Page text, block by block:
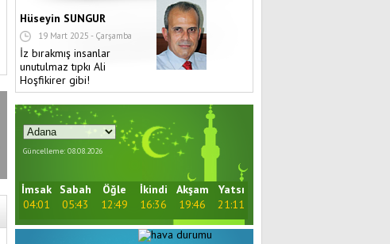
Hüseyin SUNGUR
19 Mart 2025 - Çarşamba
İz bırakmış insanlar
unutulmaz tıpkı Ali
Hoşfikirer gibi!
Güncelleme: 08.08.2026
İmsak
04:01
Sabah
05:43
Öğle
12:49
İkindi
16:36
Akşam
19:46
Yatsı
21:11